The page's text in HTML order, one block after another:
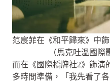
范宸菲在《和平歸來》中
（馬克吐溫國際
而在《國際橋牌社2》飾演
多時間準備，「我先看了